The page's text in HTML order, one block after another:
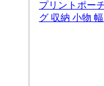
プリントポー
グ 収納 小物